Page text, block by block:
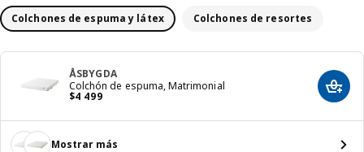
Colchones de espuma y látex Colchones de resortes
ÅSBYGDA
Colchón de espuma, Matrimonial
$4 499
Precio $ 4499
Mostrar más